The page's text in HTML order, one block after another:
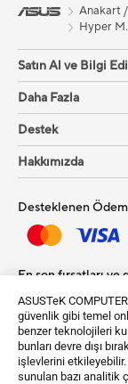
ASUSTeK
güvenlik gibi temel
benzer teknolojileri
bunları devre dışı
işlevlerini etkileyebilir.
sunulan bazı analitik
Anakart
Hyper
Satın Al ve Bilgi
Daha Fazla
Destek
Hakkımızda
Desteklenen
En son fırsatları ve